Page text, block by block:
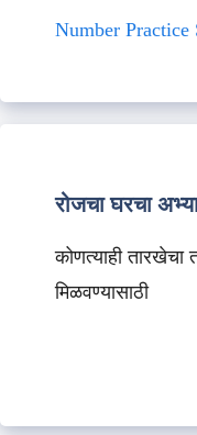
Number Practice
रोजचा घरचा
कोणत्याही
मिळवण्यासाठी